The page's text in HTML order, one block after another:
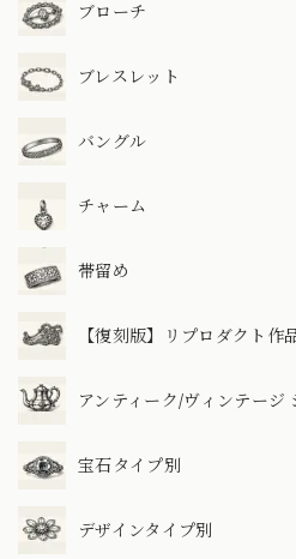
ブローチ
ブレスレット
バングル
チャーム
帯留め
【復刻版】リプロダクト作
アンティーク/ヴィンテージ
宝石タイプ別
デザインタイプ別